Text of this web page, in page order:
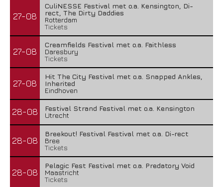
27-08
CuliNESSE Festival met o.a. Kensington, Di-
rect, The Dirty Daddies
Rotterdam
Tickets
27-08
Creamfields Festival met o.a. Faithless
Daresbury
Tickets
27-08
Hit The City Festival met o.a. Snapped Ankles,
Inherited
Eindhoven
28-08
Festival Strand Festival met o.a. Kensington
Utrecht
28-08
Breekout! Festival Festival met o.a. Di-rect
Bree
Tickets
28-08
Pelagic Fest Festival met o.a. Predatory Void
Maastricht
Tickets